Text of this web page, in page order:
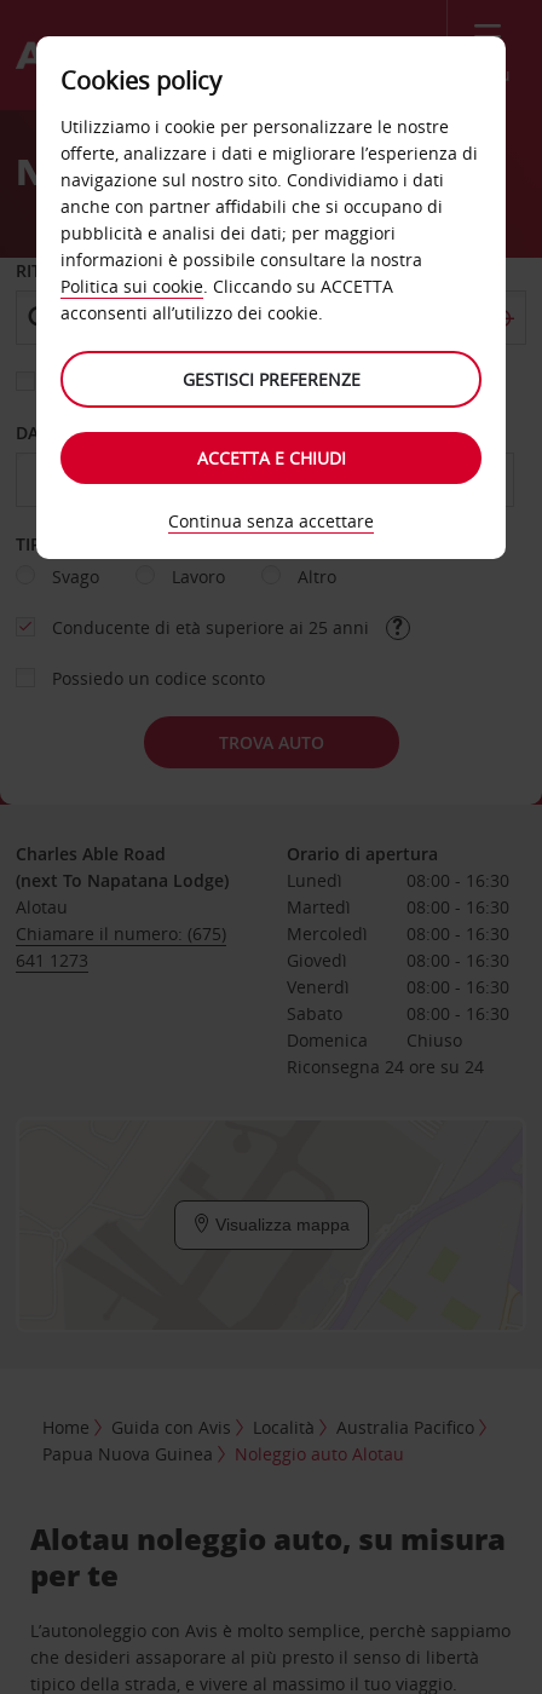
Menù
Welcome
AvisNoleggio auto Alotau
RITIRO DA
Scegli una località di riconsegna diversa
DAL GIORNO AL GIORNO
TIPOLOGIA DI NOLEGGIO
Svago
Lavoro Altro
Conducente di età superiore ai 25 anni
Possiedo un codice sconto
TROVA AUTO
Charles Able Road
(next To Napatana Lodge)
Alotau
Chiamare il numero: (675)
641 1273
Orario di apertura
Lunedì
08:00 - 16:30
Martedì
08:00 - 16:30
Mercoledì
08:00 - 16:30
Giovedì
08:00 - 16:30
Venerdì
08:00 - 16:30
Sabato
08:00 - 16:30
Domenica
Chiuso
Riconsegna 24 ore su 24
Visualizza mappa
Home Guida con Avis Località
Australia Pacifico
Papua Nuova Guinea
Noleggio auto Alotau
Alotau noleggio auto, su misura
per te
L’autonoleggio con Avis è molto semplice, perchè sappiamo
che desideri assaporare al più presto il senso di libertà
tipico della strada, e vivere al massimo il tuo viaggio.
Cookies policy
Utilizziamo i cookie per personalizzare le nostre
offerte, analizzare i dati e migliorare l’esperienza di
navigazione sul nostro sito. Condividiamo i dati
anche con partner affidabili che si occupano di
pubblicità e analisi dei dati; per maggiori
informazioni è possibile consultare la nostra
Politica sui cookie. Cliccando su ACCETTA
acconsenti all’utilizzo dei cookie.
GESTISCI PREFERENZE
ACCETTA E CHIUDI
Continua senza accettare